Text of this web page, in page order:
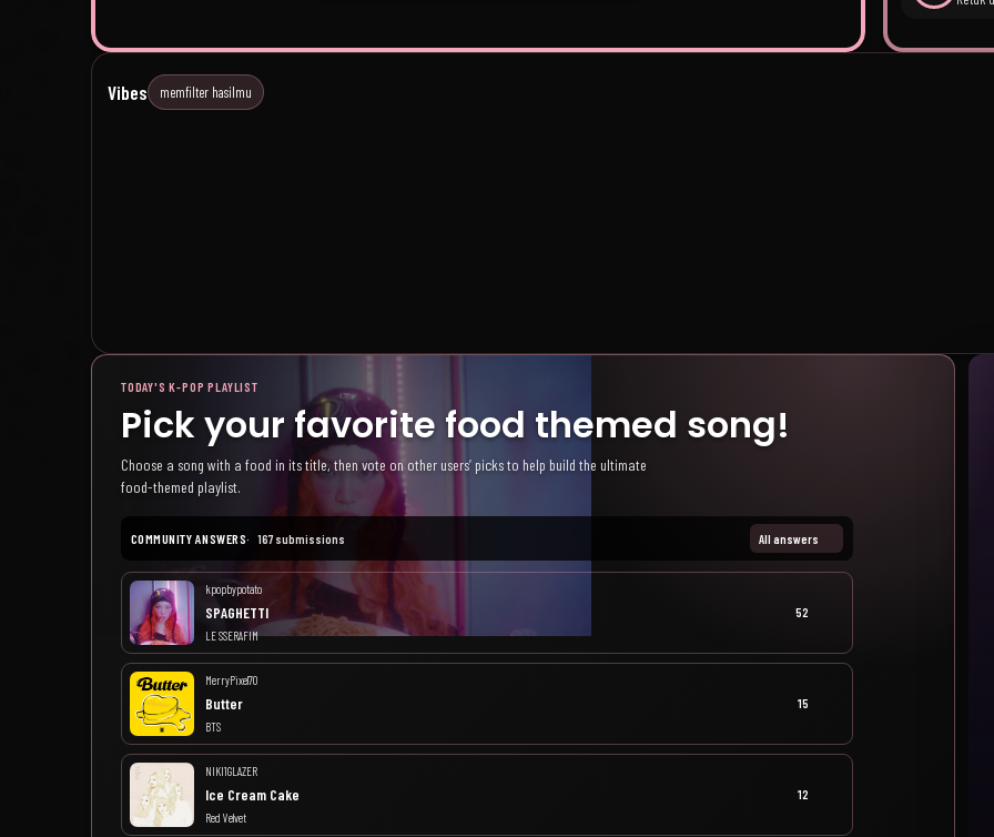
Vibes memfilter hasilmu
Virtual
TODAY'S K-POP PLAYLIST
Pick your favorite food themed song!
Choose a song with a food in its title, then vote on other users’ picks to help build the ultimate
food-themed playlist.
COMMUNITY ANSWERS 167 submissions All answers
kpopbypotato
SPAGHETTI
LE SSERAFIM
52
MerryPixel70
Butter
BTS
15
NIKI1GLAZER
Ice Cream Cake
Red Velvet
12